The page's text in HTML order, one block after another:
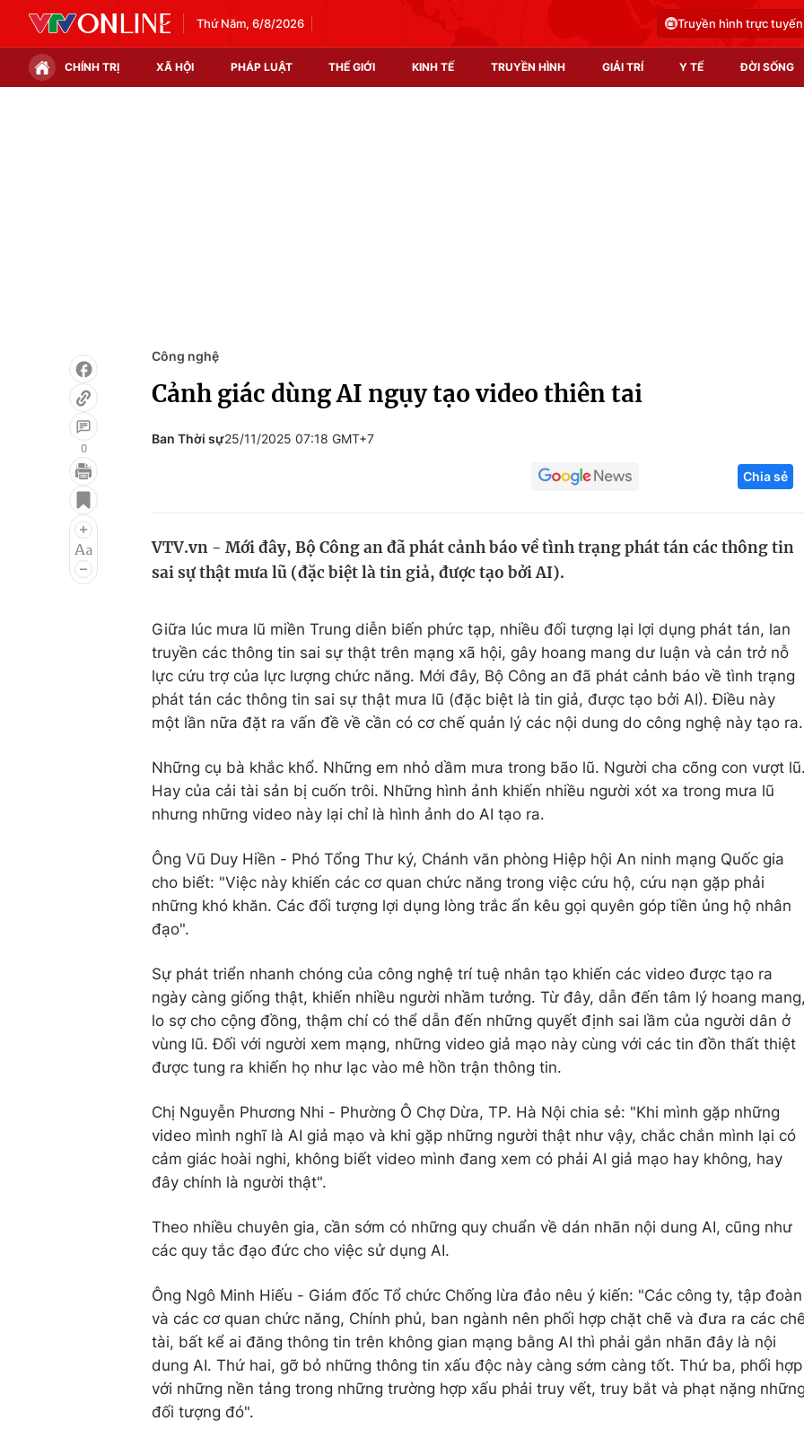
Thứ Năm, 6/8/2026 Truyền hình trực tuyến
CHÍNH TRỊ XÃ HỘI PHÁP LUẬT THẾ GIỚI KINH TẾ TRUYỀN HÌNH GIẢI TRÍ Y TẾ ĐỜI SỐNG
Điện ảnh
Âm nhạc
Làm đẹp
Học trực tuyến
Công nghệ
Sản phẩm
Tư vấn
0
Công nghệ
Cảnh giác dùng AI ngụy tạo video thiên tai
Ban Thời sự25/11/2025 07:18 GMT+7
Chia sẻ
VTV.vn - Mới đây, Bộ Công an đã phát cảnh báo về tình trạng phát tán các thông tin
sai sự thật mưa lũ (đặc biệt là tin giả, được tạo bởi AI).
Giữa lúc mưa lũ miền Trung diễn biến phức tạp, nhiều đối tượng lại lợi dụng phát tán, lan
truyền các thông tin sai sự thật trên mạng xã hội, gây hoang mang dư luận và cản trở nỗ
lực cứu trợ của lực lượng chức năng. Mới đây, Bộ Công an đã phát cảnh báo về tình trạng
phát tán các thông tin sai sự thật mưa lũ (đặc biệt là tin giả, được tạo bởi AI). Điều này
một lần nữa đặt ra vấn đề về cần có cơ chế quản lý các nội dung do công nghệ này tạo ra.
Những cụ bà khắc khổ. Những em nhỏ dầm mưa trong bão lũ. Người cha cõng con vượt lũ.
Hay của cải tài sản bị cuốn trôi. Những hình ảnh khiến nhiều người xót xa trong mưa lũ
nhưng những video này lại chỉ là hình ảnh do AI tạo ra.
Ông Vũ Duy Hiền - Phó Tổng Thư ký, Chánh văn phòng Hiệp hội An ninh mạng Quốc gia
cho biết: "Việc này khiến các cơ quan chức năng trong việc cứu hộ, cứu nạn gặp phải
những khó khăn. Các đối tượng lợi dụng lòng trắc ẩn kêu gọi quyên góp tiền ủng hộ nhân
đạo".
Sự phát triển nhanh chóng của công nghệ trí tuệ nhân tạo khiến các video được tạo ra
ngày càng giống thật, khiến nhiều người nhầm tưởng. Từ đây, dẫn đến tâm lý hoang mang,
lo sợ cho cộng đồng, thậm chí có thể dẫn đến những quyết định sai lầm của người dân ở
vùng lũ. Đối với người xem mạng, những video giả mạo này cùng với các tin đồn thất thiệt
được tung ra khiến họ như lạc vào mê hồn trận thông tin.
Chị Nguyễn Phương Nhi - Phường Ô Chợ Dừa, TP. Hà Nội chia sẻ: "Khi mình gặp những
video mình nghĩ là AI giả mạo và khi gặp những người thật như vậy, chắc chắn mình lại có
cảm giác hoài nghi, không biết video mình đang xem có phải AI giả mạo hay không, hay
đây chính là người thật".
Theo nhiều chuyên gia, cần sớm có những quy chuẩn về dán nhãn nội dung AI, cũng như
các quy tắc đạo đức cho việc sử dụng AI.
Ông Ngô Minh Hiếu - Giám đốc Tổ chức Chống lừa đảo nêu ý kiến: "Các công ty, tập đoàn
và các cơ quan chức năng, Chính phủ, ban ngành nên phối hợp chặt chẽ và đưa ra các
tài, bất kể ai đăng thông tin trên không gian mạng bằng AI thì phải gắn nhãn đây là nội
dung AI. Thứ hai, gỡ bỏ những thông tin xấu độc này càng sớm càng tốt. Thứ ba, phối hợp
với những nền tảng trong những trường hợp xấu phải truy vết, truy bắt và phạt nặng những
đối tượng đó".